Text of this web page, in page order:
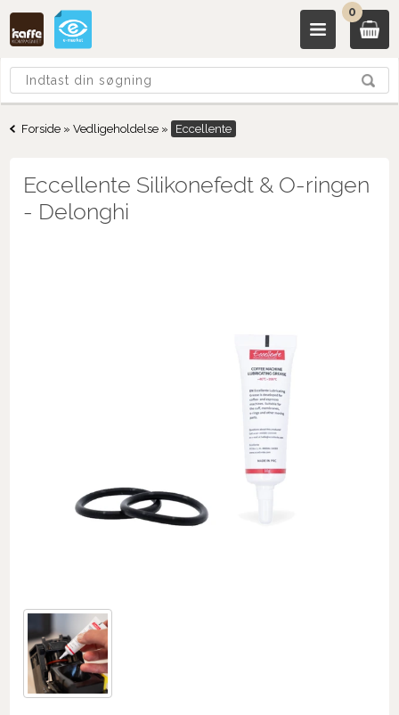
0
Forside »Vedligeholdelse » Eccellente
Eccellente Silikonefedt & O-ringen
- Delonghi